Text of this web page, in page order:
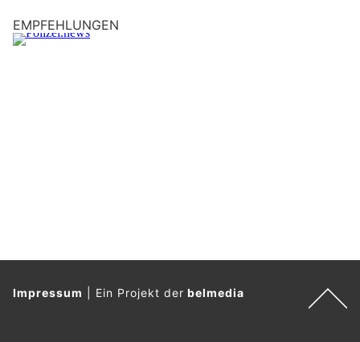
EMPFEHLUNGEN
Impressum Ein Projekt derbelmedia